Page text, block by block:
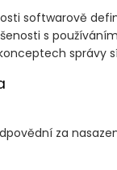
softwarově
s
správy
za